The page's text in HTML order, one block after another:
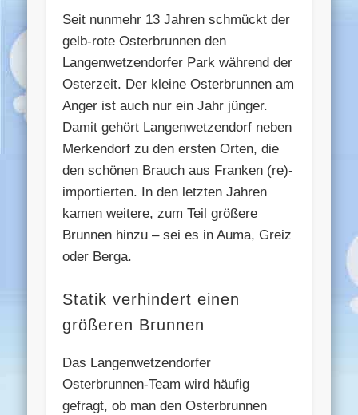
Seit nunmehr 13 Jahren schmückt der
gelb-rote Osterbrunnen den
Langenwetzendorfer Park während der
Osterzeit. Der kleine Osterbrunnen am
Anger ist auch nur ein Jahr jünger.
Damit gehört Langenwetzendorf neben
Merkendorf zu den ersten Orten, die
den schönen Brauch aus Franken (re)-
importierten. In den letzten Jahren
kamen weitere, zum Teil größere
Brunnen hinzu – sei es in Auma, Greiz
oder Berga.
Statik verhindert einen
größeren Brunnen
Das Langenwetzendorfer
Osterbrunnen-Team wird häufig
gefragt, ob man den Osterbrunnen